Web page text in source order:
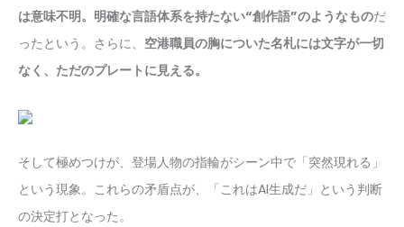
は意味不明。明確な言語体系を持たない“創作語”のようなものだ
ったという。さらに、 空港職員の胸についた名札には文字が一切
なく、ただのプレートに見える。
そして極めつけが、登場人物の指輪がシーン中で「突然現れる」
という現象。これらの矛盾点が、「これはAI生成だ」という判断
の決定打となった。